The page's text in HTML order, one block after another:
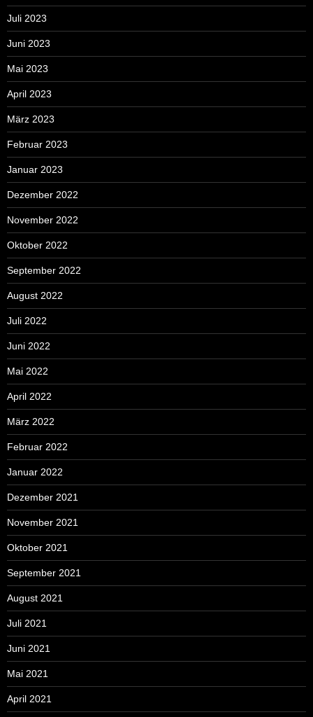
Juli 2023
Juni 2023
Mai 2023
April 2023
März 2023
Februar 2023
Januar 2023
Dezember 2022
November 2022
Oktober 2022
September 2022
August 2022
Juli 2022
Juni 2022
Mai 2022
April 2022
März 2022
Februar 2022
Januar 2022
Dezember 2021
November 2021
Oktober 2021
September 2021
August 2021
Juli 2021
Juni 2021
Mai 2021
April 2021